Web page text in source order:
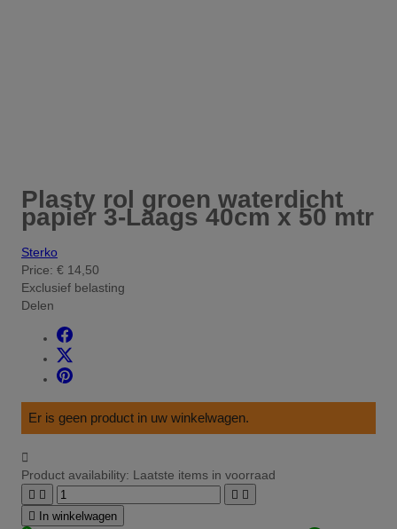
Plasty rol groen waterdicht
papier 3-Laags 40cm x 50 mtr
Sterko
Price: € 14,50
Exclusief belasting
Delen
Er is geen product in uw winkelwagen.

Product availability: Laatste items in voorraad
   
 In winkelwagen